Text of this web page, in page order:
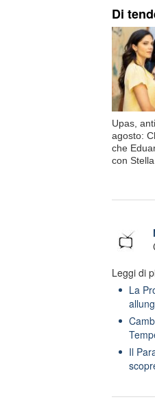
Di
Upas,
agosto:
che
con Stella
Leggi di
La
Il